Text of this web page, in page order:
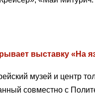
выставку «На
музей и центр
совместно с